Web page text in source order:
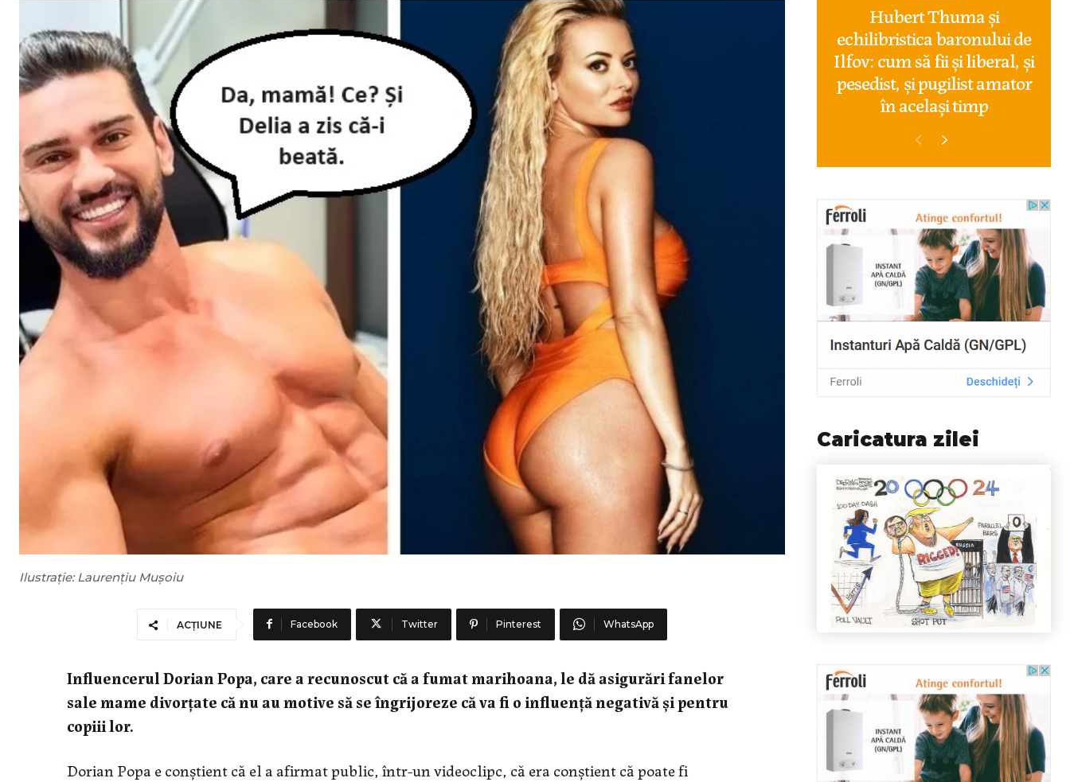
Ilustrație: Laurențiu Mușoiu
ACȚIUNE Facebook Twitter Pinterest WhatsApp
Influencerul Dorian Popa, care a recunoscut că a fumat marihoana, le dă asigurări fanelor
sale mame divorțate că nu au motive să se îngrijoreze că va fi o influență negativă și pentru
copiii lor.
Dorian Popa e conștient că el a afirmat public, într-un videoclipc, că era conștient că poate fi
Hubert Thuma și
echilibristica baronului de
Ilfov: cum să fii și liberal, și
pesedist, și pugilist amator
în același timp
Caricatura zilei